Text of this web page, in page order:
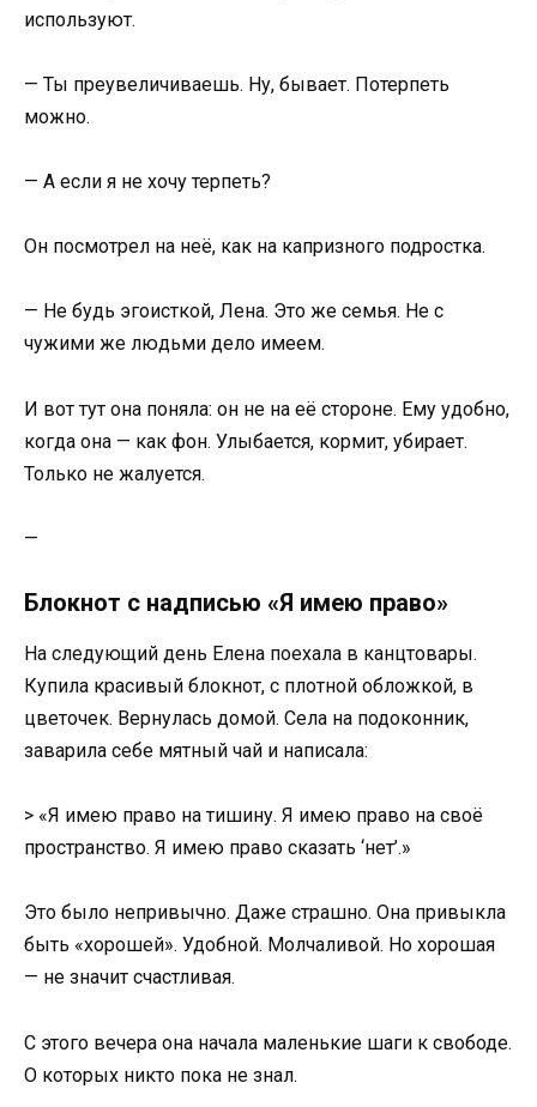
используют.
— Ты преувеличиваешь. Ну, бывает. Потерпеть
можно.
— А если я не хочу терпеть?
Он посмотрел на неё, как на капризного подростка.
— Не будь эгоисткой, Лена. Это же семья. Не с
чужими же людьми дело имеем.
И вот тут она поняла: он не на её стороне. Ему удобно,
когда она — как фон. Улыбается, кормит, убирает.
Только не жалуется.
—
Блокнот с надписью «Я имею право»
На следующий день Елена поехала в канцтовары.
Купила красивый блокнот, с плотной обложкой, в
цветочек. Вернулась домой. Села на подоконник,
заварила себе мятный чай и написала:
> «Я имею право на тишину. Я имею право на своё
пространство. Я имею право сказать ‘нет’.»
Это было непривычно. Даже страшно. Она привыкла
быть «хорошей». Удобной. Молчаливой. Но хорошая
— не значит счастливая.
С этого вечера она начала маленькие шаги к свободе.
О которых никто пока не знал.